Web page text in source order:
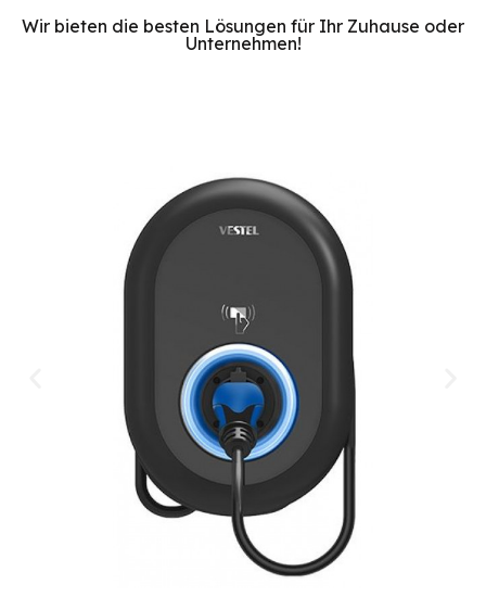
Wir bieten die besten Lösungen für Ihr Zuhause oder
Unternehmen!